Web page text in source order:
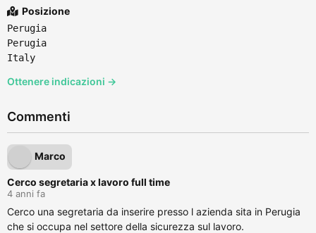
Posizione
Perugia
Perugia
Italy
Ottenere indicazioni →
Commenti
Marco
Cerco segretaria x lavoro full time
4 anni fa
Cerco una segretaria da inserire presso l azienda sita in Perugia
che si occupa nel settore della sicurezza sul lavoro.